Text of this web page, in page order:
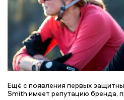
Ещё с появления первых
Smith имеет репутацию бренда,